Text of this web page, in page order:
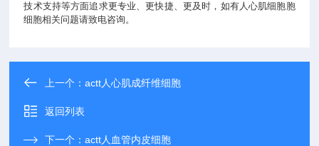
技术支持等方面追求更专业、更快捷、更及时，如有人心肌细胞胞
细胞相关问题请致电咨询。
上一个：actt人心肌成纤维细胞
返回列表
下一个：actt人血管内皮细胞